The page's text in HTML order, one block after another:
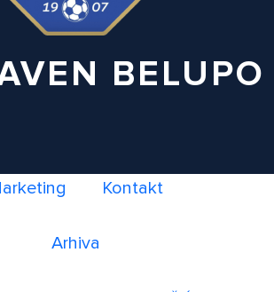
BELUPO
Kontakt
Arhiva